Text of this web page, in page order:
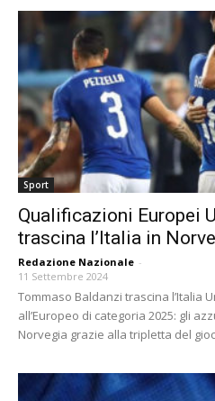
Sport
Qualificazioni Europei
trascina l’Italia in
Redazione Nazionale -
11 Settembre 2024
Tommaso Baldanzi trascina l’Italia
all’Europeo di categoria 2025: gli
Norvegia grazie alla tripletta del